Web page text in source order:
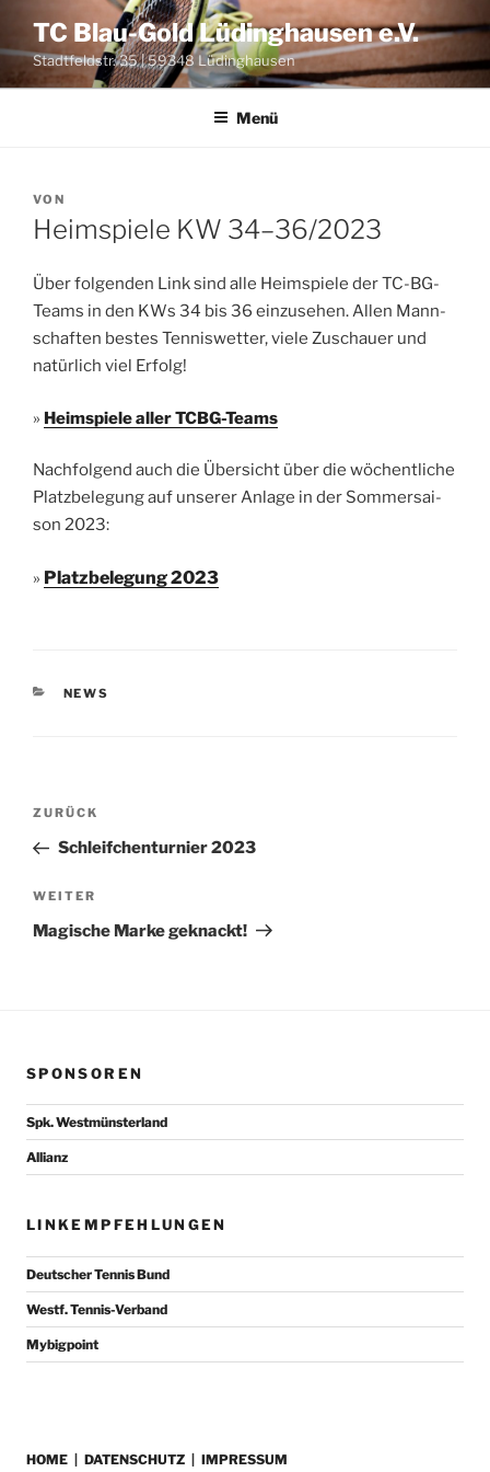
Inhalt
springen
TC Blau-Gold Lüdinghausen e.V.
Stadtfeldstr. 35 | 59348 Lüdinghausen
Menü
VERÖFFENTLICHT
AM
VON
Heimspiele KW 34–36/2023
Über fol­gen­den Link sind alle Heim­spie­le der TC-BG-
Teams in den KWs 34 bis 36 ein­zu­se­hen. Allen Mann­
schaf­ten bes­tes Ten­nis­wet­ter, vie­le Zuschau­er und
natür­lich viel Erfolg!
» Heim­spie­le aller TCBG-Teams
Nach­fol­gend auch die Über­sicht über die wöchent­li­che
Platz­be­le­gung auf unse­rer Anla­ge in der Som­mer­sai­
son 2023:
» Platz­be­le­gung 2023
KATEGORIEN
NEWS
Beitragsnavigation
Vorheriger
Beitrag
ZURÜCK
Schleifchenturnier 2023
Nächster
Beitrag
WEITER
Magische Marke geknackt!
SPONSOREN
Spk. Westmünsterland
Allianz
LINKEMPFEHLUNGEN
Deutscher Tennis Bund
Westf. Tennis-Verband
Mybigpoint
HOME DATENSCHUTZ IMPRESSUM